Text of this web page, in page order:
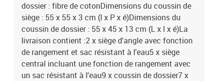
dossier : fibre de cotonDimensions du coussin de
siège : 55 x 55 x 3 cm (l x P x é)Dimensions du
coussin de dossier : 55 x 45 x 13 cm (L x l x é)La
livraison contient :2 x siège d'angle avec fonction
de rangement et sac résistant à l'eau5 x siège
central incluant une fonction de rangement avec
un sac résistant à l'eau9 x coussin de dossier7 x